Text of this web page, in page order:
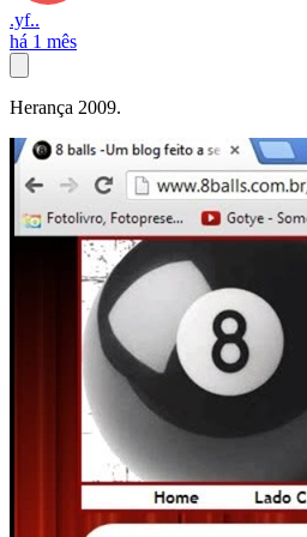
.yf..
há 1 mês
Herança 2009.